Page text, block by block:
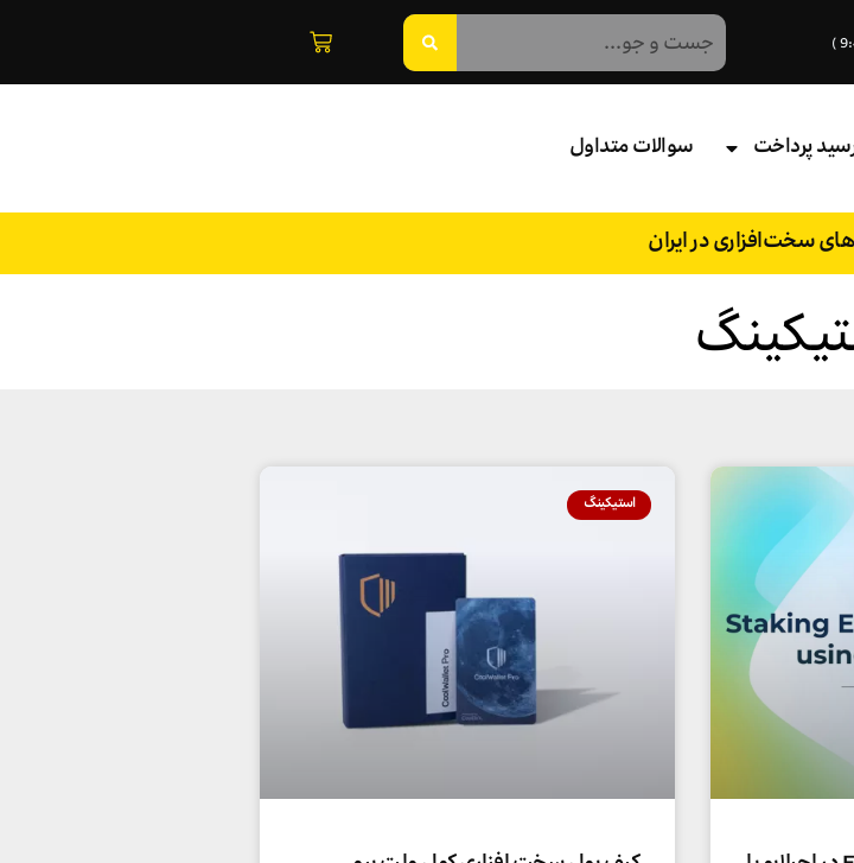
پرداخت سوالات متداول
سخت‌افزاری در ایران
استیکینگ